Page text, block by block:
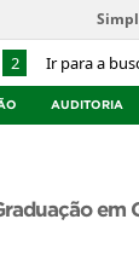
2 Ir para a
AUDITORIA
em